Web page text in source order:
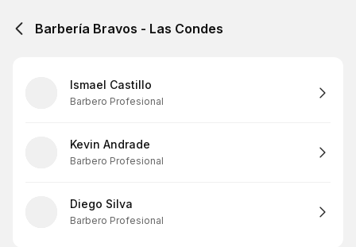
Barbería Bravos - Las Condes
Ismael Castillo
Barbero Profesional
Kevin Andrade
Barbero Profesional
Diego Silva
Barbero Profesional